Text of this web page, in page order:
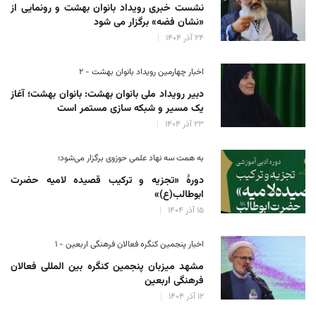
نشست خبری رویداد بانوان بهشت و رونمایی از
«نشان فضه» برگزار می شود
۲۴ آذر ۱۴۰۴
اخبار چهارمین رویداد بانوان بهشت - ۲
دبیر رویداد ملی بانوان بهشت: بانوان بهشت؛ آغاز
یک مسیر و شبکه سازی مستمر است
۲۳ آذر ۱۴۰۴
به همت سه نهاد علمی حوزوی برگزار می‌شود؛
دورهٔ «تجزیه و ترکیب قصیده لامیه حضرت
ابوطالب(ع)»
۱۵ آذر ۱۴۰۴
اخبار پنجمین کنگره فعالان فرهنگی اربعین - ۱
مشهد میزبان پنجمین کنگره بین المللی فعالان
فرهنگی اربعین
۱۲ آذر ۱۴۰۴